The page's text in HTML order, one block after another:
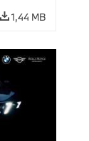
1,44 MB